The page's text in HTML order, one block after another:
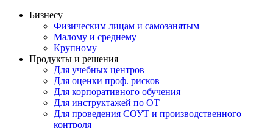
Бизнесу
Физическим лицам и самозанятым
Малому и среднему
Крупному
Продукты и решения
Для учебных центров
Для оценки проф. рисков
Для корпоративного обучения
Для инструктажей по ОТ
Для проведения СОУТ и производственного
контроля